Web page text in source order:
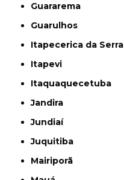
Guararema
Guarulhos
Itapecerica da Serra
Itapevi
Itaquaquecetuba
Jandira
Jundiaí
Juquitiba
Mairiporã